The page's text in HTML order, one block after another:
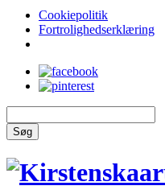
Cookiepolitik
Fortrolighedserklæring
Søg